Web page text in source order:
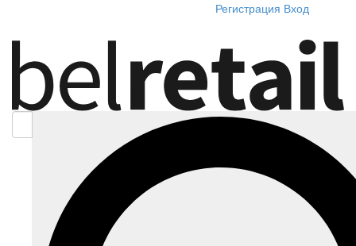
Регистрация Вход